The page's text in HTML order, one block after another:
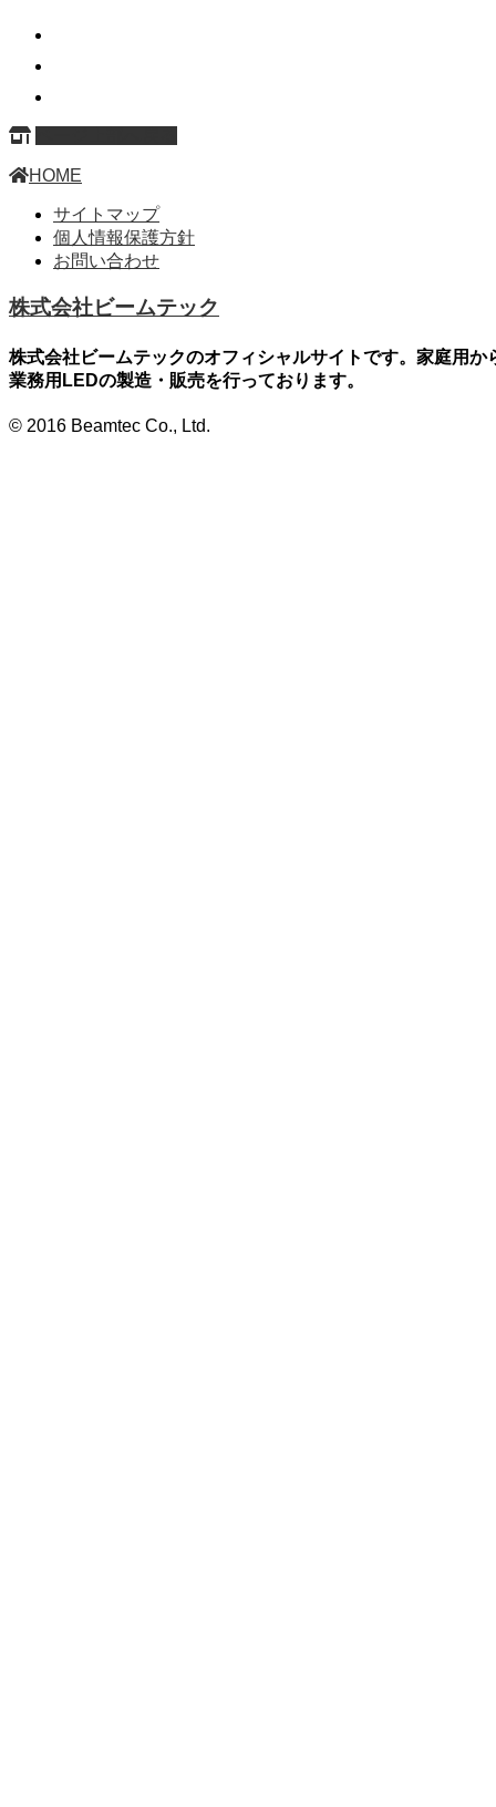
HOME
サイトマップ
個人情報保護方針
お問い合わせ
株式会社ビームテック
株式会社ビームテックのオフィシャルサイトです。家庭用か
業務用LEDの製造・販売を行っております。
© 2016 Beamtec Co., Ltd.